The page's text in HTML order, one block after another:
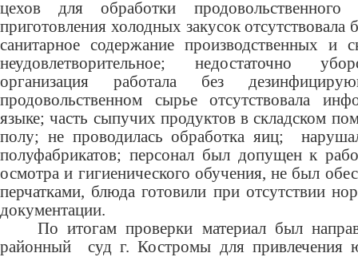
цехов для обработки
приготовления холодных закусок отсутствовала
санитарное содержание производственных и
неудовлетворительное; недостаточно
организация работала без
продовольственном сырье отсутствовала
языке; часть сыпучих продуктов в складском
полу; не проводилась обработка яиц;
полуфабрикатов; персонал был допущен к
осмотра и гигиенического обучения, не был
перчатками, блюда готовили при отсутствии
документации.
По итогам проверки материал был
районный суд г. Костромы для привлечения